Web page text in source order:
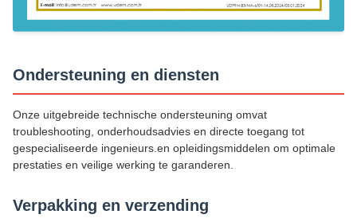
Ondersteuning en diensten
Onze uitgebreide technische ondersteuning omvat
troubleshooting, onderhoudsadvies en directe toegang tot
gespecialiseerde ingenieurs.en opleidingsmiddelen om optimale
prestaties en veilige werking te garanderen.
Verpakking en verzending